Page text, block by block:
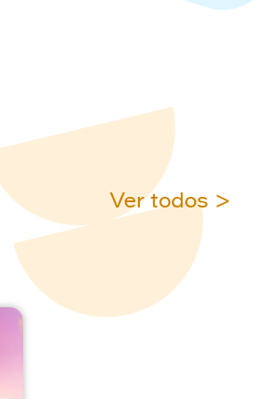
Ver todos >